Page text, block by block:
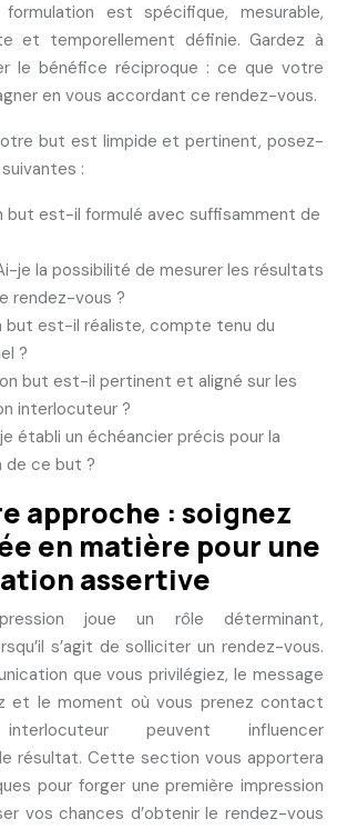
est spécifique, mesurable,
et temporellement définie. Gardez à
le bénéfice réciproque : ce que votre
en vous accordant ce rendez-vous.
but est limpide et pertinent, posez-
:
but est-il formulé avec suffisamment de
je la possibilité de mesurer les résultats
rendez-vous ?
but est-il réaliste, compte tenu du
?
but est-il pertinent et aligné sur les
interlocuteur ?
établi un échéancier précis pour la
ce but ?
approche : soignez
en matière pour une
assertive
joue un rôle déterminant,
s’agit de solliciter un rendez-vous.
que vous privilégiez, le message
et le moment où vous prenez contact
peuvent influencer
résultat. Cette section vous apportera
pour forger une première impression
vos chances d’obtenir le rendez-vous